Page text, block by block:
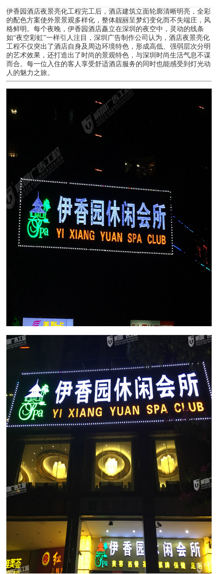
伊香园酒店夜景亮化工程完工后，酒店建筑立面轮廓清晰明亮，全彩
的配色方案使外景景观多样化，整体靓丽呈梦幻变化而不失端庄，风
格鲜明。每个夜晚，伊香园酒店矗立在深圳的夜空中，灵动的线条
如“夜空彩虹”一样引人注目，深圳广告制作公司认为，酒店夜景亮化
工程不仅突出了酒店自身及周边环境特色，形成高低、强弱层次分明
的艺术效果，还打造出了时尚的景观特色，与深圳时尚生活气息不谋
而合。每一位入住的客人享受舒适酒店服务的同时也能感受到灯光动
人的魅力之旅。